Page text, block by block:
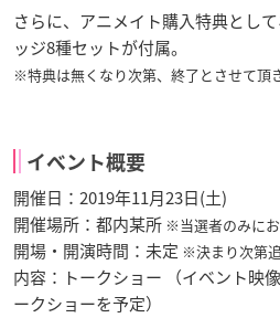
さらに、アニメイト購入特典とし
ッジ8種セットが付属。
※特典は無くなり次第、終了とさせて頂
イベント概要
開催日：2019年11月23日(土)
開催場所：都内某所 ※当選者のみにお
開場・開演時間：未定 ※決まり次第
内容：トークショー （イベント映
ークショーを予定）